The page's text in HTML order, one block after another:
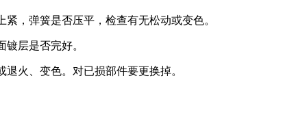
弹簧是否压平，检查有无松动或变色。
层是否完好。
火、变色。对已损部件要更换掉。